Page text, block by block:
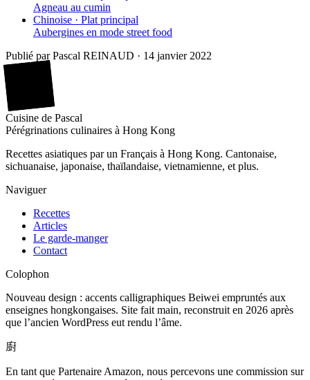
Agneau au cumin
Chinoise · Plat principal
Aubergines en mode street food
Publié par Pascal REINAUD · 14 janvier 2022
Cuisine de Pascal
Pérégrinations culinaires à Hong Kong
Recettes asiatiques par un Français à Hong Kong. Cantonaise,
sichuanaise, japonaise, thaïlandaise, vietnamienne, et plus.
Naviguer
Recettes
Articles
Le garde-manger
Contact
Colophon
Nouveau design : accents calligraphiques Beiwei empruntés aux
enseignes hongkongaises. Site fait main, reconstruit en 2026 après
que l’ancien WordPress eut rendu l’âme.
廚
En tant que Partenaire Amazon, nous percevons une commission sur